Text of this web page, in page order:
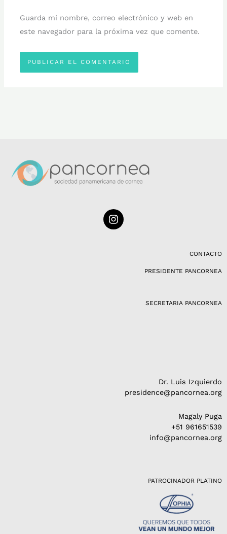
Guarda mi nombre, correo electrónico y web en
este navegador para la próxima vez que comente.
I
n
CONTACTO
PRESIDENTE PANCORNEA
SECRETARIA PANCORNEA
Dr. Luis Izquierdo
presidence@pancornea.org
Magaly Puga
+51 961651539
info@pancornea.org
PATROCINADOR PLATINO